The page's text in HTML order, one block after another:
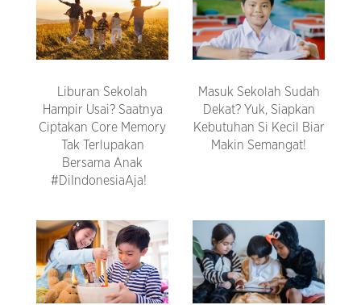
Liburan Sekolah
Hampir Usai? Saatnya
Ciptakan Core Memory
Tak Terlupakan
Bersama Anak
#DiIndonesiaAja!
Masuk Sekolah Sudah
Dekat? Yuk, Siapkan
Kebutuhan Si Kecil Biar
Makin Semangat!